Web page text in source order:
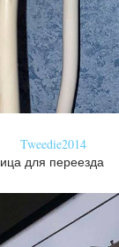
Tweedie2014
для переезда